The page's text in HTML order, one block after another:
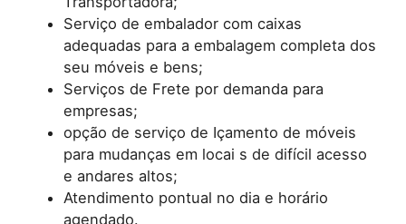
Serviço de embalador com caixas
adequadas para a embalagem completa dos
seu móveis e bens;
Serviços de Frete por demanda para
empresas;
opção de serviço de Içamento de móveis
para mudanças em locai s de difícil acesso
e andares altos;
Atendimento pontual no dia e horário
agendado.